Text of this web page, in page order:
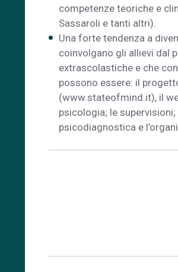
competenze teoriche e
Sassaroli e tanti altri).
Una forte tendenza a
coinvolgano gli allievi dal
extrascolastiche e che
possono essere: il
(www.stateofmind.it), il
psicologia; le
psicodiagnostica e